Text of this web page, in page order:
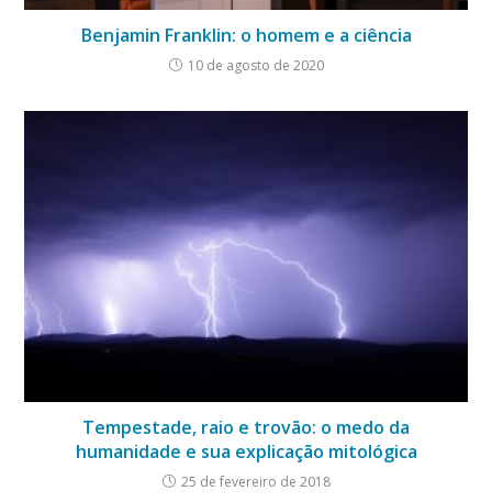
Benjamin Franklin: o homem e a ciência
10 de agosto de 2020
Tempestade, raio e trovão: o medo da
humanidade e sua explicação mitológica
25 de fevereiro de 2018